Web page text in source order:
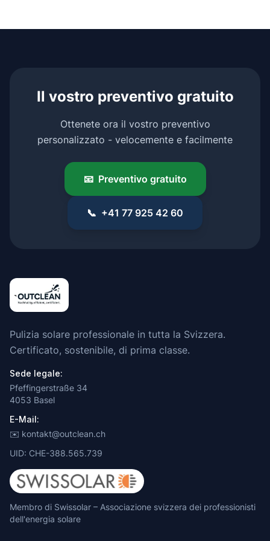
Il vostro preventivo gratuito
Ottenete ora il vostro preventivo
personalizzato - velocemente e facilmente
📧 Preventivo gratuito
📞 +41 77 925 42 60
Pulizia solare professionale in tutta la Svizzera.
Certificato, sostenibile, di prima classe.
Sede legale:
Pfeffingerstraße 34
4053 Basel
E-Mail:
✉️ kontakt@outclean.ch
UID: CHE-388.565.739
Membro di Swissolar – Associazione svizzera dei professionisti
dell'energia solare